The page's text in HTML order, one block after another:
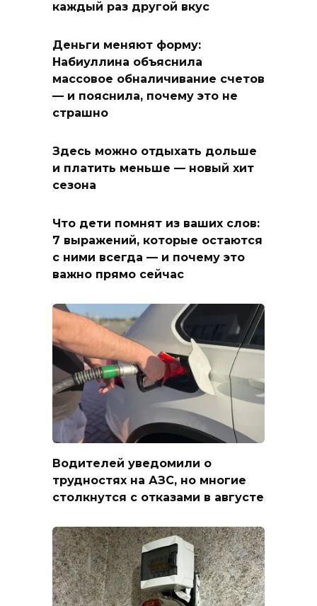
каждый раз другой вкус
Деньги меняют форму:
Набиуллина объяснила
массовое обналичивание счетов
— и пояснила, почему это не
страшно
Здесь можно отдыхать дольше
и платить меньше — новый хит
сезона
Что дети помнят из ваших слов:
7 выражений, которые остаются
с ними всегда — и почему это
важно прямо сейчас
Водителей уведомили о
трудностях на АЗС, но многие
столкнутся с отказами в августе